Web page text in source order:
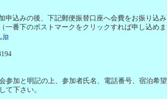
込みの後、下記郵便振替口座へ会費をお振り込み
（一番下のポストマークをクリックすれば申し込め
参加と明記の上、参加者氏名、電話番号、宿泊希
て下さい。